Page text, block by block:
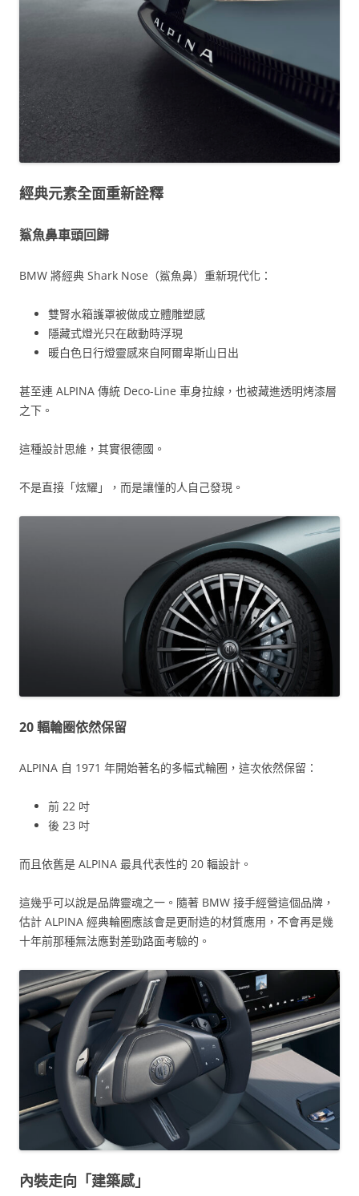
經典元素全面重新詮釋
鯊魚鼻車頭回歸
BMW 將經典 Shark Nose（鯊魚鼻）重新現代化：
雙腎水箱護罩被做成立體雕塑感
隱藏式燈光只在啟動時浮現
暖白色日行燈靈感來自阿爾卑斯山日出
甚至連 ALPINA 傳統 Deco-Line 車身拉線，也被藏進透明烤漆層
之下。
這種設計思維，其實很德國。
不是直接「炫耀」，而是讓懂的人自己發現。
20 輻輪圈依然保留
ALPINA 自 1971 年開始著名的多幅式輪圈，這次依然保留：
前 22 吋
後 23 吋
而且依舊是 ALPINA 最具代表性的 20 輻設計。
這幾乎可以說是品牌靈魂之一。隨著 BMW 接手經營這個品牌，
估計 ALPINA 經典輪圈應該會是更耐造的材質應用，不會再是幾
十年前那種無法應對差勁路面考驗的。
內裝走向「建築感」